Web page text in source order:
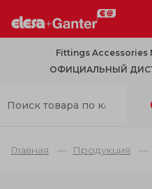
Fittings Accessories
ОФИЦИАЛЬНЫЙ
Главная Продукция